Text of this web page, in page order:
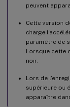
peuvent
Cette version
charge
paramètre de
Lorsque cette
noir.
Lors de
supérieure ou
apparaître